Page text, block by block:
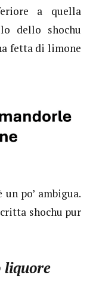
a quella
dello shochu
fetta di limone
un po’ ambigua.
shochu pur
liquore